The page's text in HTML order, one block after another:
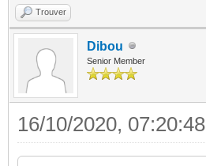
Trouver
Dibou
Senior Member
16/10/2020, 07:20:48